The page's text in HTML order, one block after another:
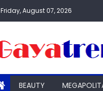
Friday, August 07, 2026
BEAUTY